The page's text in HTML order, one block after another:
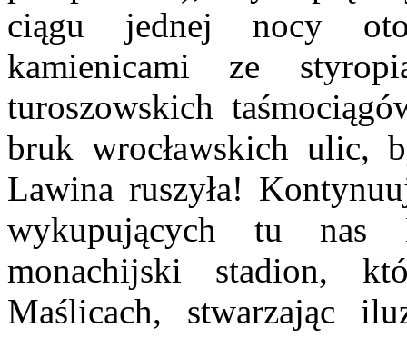
ciągu jednej nocy
kamienicami ze
turoszowskich
bruk wrocławskich ulic,
Lawina ruszyła!
wykupujących tu nas
monachijski stadion,
Maślicach, stwarzając